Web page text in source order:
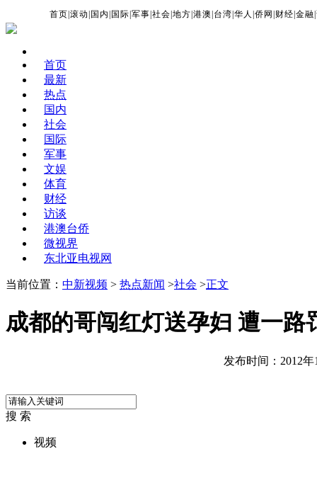
首页 |滚动 国内 国际 |军事 |社会 |地方 |港澳 台湾 |华人 |侨网 财经 |金融 |
首页
最新
热点
国内
社会
国际
军事
文娱
体育
财经
访谈
港澳台侨
微视界
东北亚电视网
当前位置： 中新视频 > 热点新闻 >社会 >正文
成都的哥闯红灯送孕妇 遭一路
发布时间：2012年
搜 索
视频